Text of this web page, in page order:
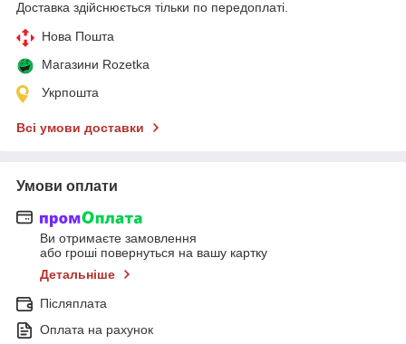
Доставка здійснюється тільки по передоплаті.
Нова Пошта
Магазини Rozetka
Укрпошта
Всі умови доставки
Умови оплати
Ви отримаєте замовлення
або гроші повернуться на вашу картку
Детальніше
Післяплата
Оплата на рахунок